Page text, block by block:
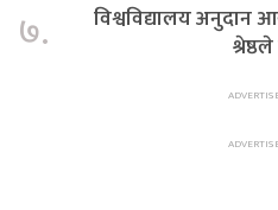
७.
विश्वविद्यालय अनुदान